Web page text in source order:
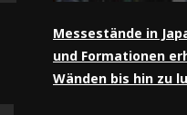
Messestände in
und Formationen
Wänden bis hin zu